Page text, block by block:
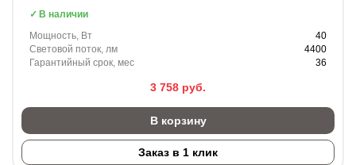
В наличии
Мощность, Вт
40
Световой поток, лм
4400
Гарантийный срок, мес
36
3 758 руб.
В корзину
Заказ в 1 клик